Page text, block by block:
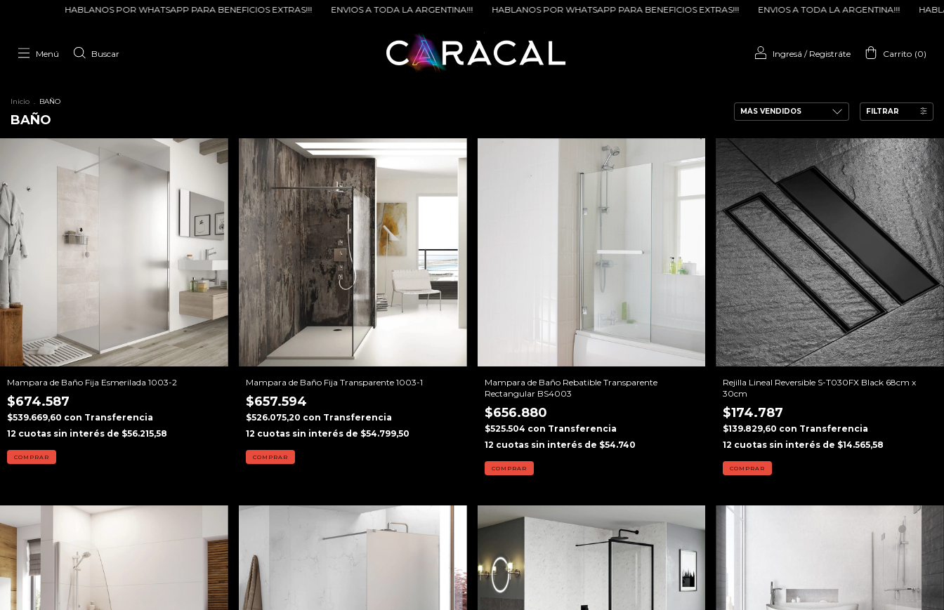
PARA BENEFICIOS EXTRAS!!! ENVIOS A TODA LA ARGENTINA!!! HABLANOS POR WHATSAPP PARA BENEFICIOS EXTRAS!!! ENVIOS A TODA LA ARGENTINA!!! HABLANOS POR WHATSAPP PARA
Menú Buscar Ingresá / Registráte Carrito (0)
Inicio . BAÑO
BAÑO
FILTRAR
Mampara de Baño Fija Esmerilada 1003-2
$674.587
$539.669,60 con Transferencia
12 cuotas sin interés de $56.215,58
Mampara de Baño Fija Transparente 1003-1
$657.594
$526.075,20 con Transferencia
12 cuotas sin interés de $54.799,50
Mampara de Baño Rebatible Transparente
Rectangular BS4003
$656.880
$525.504 con Transferencia
12 cuotas sin interés de $54.740
Rejilla Lineal Reversible S-T030FX Black 68cm x
30cm
$174.787
$139.829,60 con Transferencia
12 cuotas sin interés de $14.565,58